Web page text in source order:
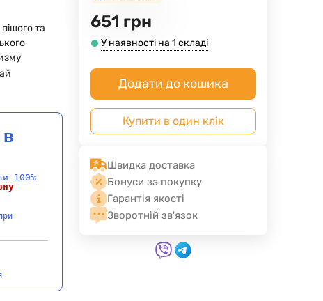
та
в
100%
651 грн
У наявності на 1 складі
Додати до кошика
Купити в один клік
Швидка доставка
Бонуси за покупку
Гарантія якості
Зворотній зв'язок